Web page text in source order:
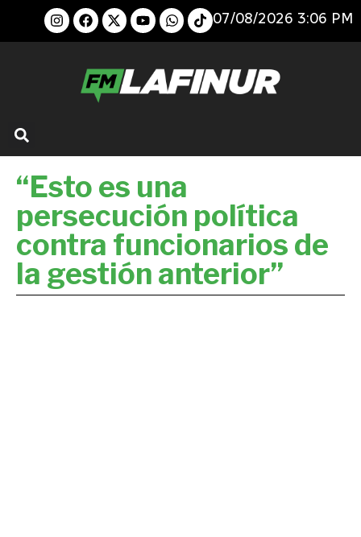
07/08/2026 3:06 PM
“Esto es una
persecución política
contra funcionarios de
la gestión anterior”